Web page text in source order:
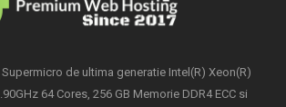
de ultima generatie Intel(R) Xeon(R)
64 Cores, 256 GB Memorie DDR4 ECC si